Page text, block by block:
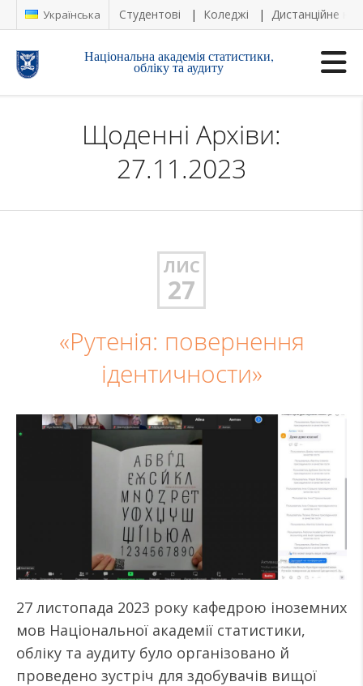
Українська Студентові Коледжі Дистанційне
Національна академія статистики,
обліку та аудиту
Щоденні Архіви:
27.11.2023
ЛИС
27
«Рутенія: повернення
ідентичности»
27 листопада 2023 року кафедрою іноземних
мов Національної академії статистики,
обліку та аудиту було організовано й
проведено зустріч для здобувачів вищої